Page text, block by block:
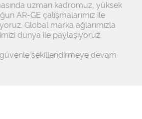
uzman kadromuz, yüksek
AR-GE çalışmalarımız ile
Global marka ağlarımızla
dünya ile paylaşıyoruz.
şekillendirmeye devam